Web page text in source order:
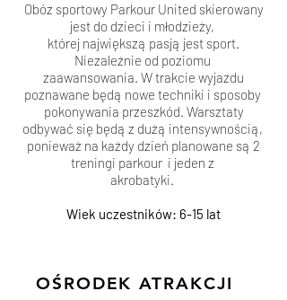
Obóz sportowy Parkour United skierowany
jest do dzieci i młodzieży,
której największą pasją jest sport.
Niezależnie od poziomu
zaawansowania. W trakcie wyjazdu
poznawane będą nowe techniki i sposoby
pokonywania przeszkód. Warsztaty
odbywać się będą z dużą intensywnością,
ponieważ na każdy dzień planowane są 2
treningi parkour i jeden z
akrobatyki.
Wiek uczestników: 6-15 lat
OŚRODEK ATRAKCJI